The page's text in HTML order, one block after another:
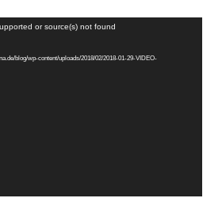
or source(s) not found
blog/wp-content/uploads/2018/02/2018-01-29-VIDEO-